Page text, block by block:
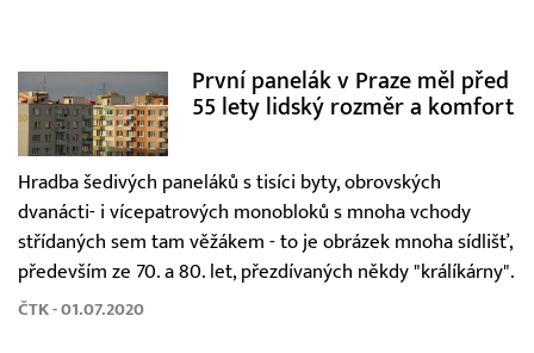
První panelák v Praze měl před
55 lety lidský rozměr a komfort
Hradba šedivých paneláků s tisíci byty, obrovských
dvanácti- i vícepatrových monobloků s mnoha vchody
střídaných sem tam věžákem - to je obrázek mnoha sídlišť,
především ze 70. a 80. let, přezdívaných někdy "králíkárny".
ČTK - 01.07.2020